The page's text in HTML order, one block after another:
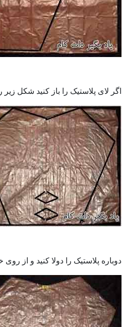
اگر لای پلاستیک را باز کنید شکل
دوباره پلاستیک را دولا کنید و از